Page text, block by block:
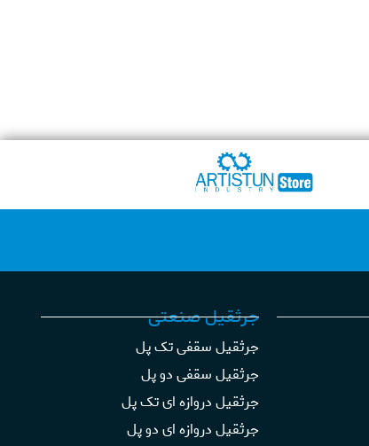
جرثقیل صنعتی
جرثقیل سقفی تک پل
جرثقیل سقفی دو پل
جرثقیل دروازه ای تک پل
جرثقیل دروازه ای دو پل